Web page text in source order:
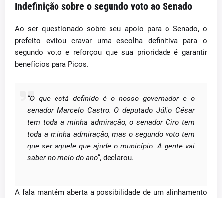
Indefinição sobre o segundo voto ao Senado
Ao ser questionado sobre seu apoio para o Senado, o
prefeito evitou cravar uma escolha definitiva para o
segundo voto e reforçou que sua prioridade é garantir
benefícios para Picos.
“O que está definido é o nosso governador e o
senador Marcelo Castro. O deputado Júlio César
tem toda a minha admiração, o senador Ciro tem
toda a minha admiração, mas o segundo voto tem
que ser aquele que ajude o município. A gente vai
saber no meio do ano”, declarou.
A fala mantém aberta a possibilidade de um alinhamento